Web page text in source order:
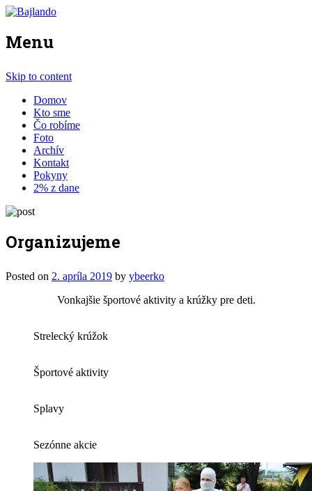
Menu
Skip to content
Domov
Kto sme
Čo robíme
Foto
Archív
Kontakt
Pokyny
2% z dane
Organizujeme
Posted on 2. apríla 2019 by ybeerko
Vonkajšie športové aktivity a krúžky pre deti.
Strelecký krúžok
Športové aktivity
Splavy
Sezónne akcie